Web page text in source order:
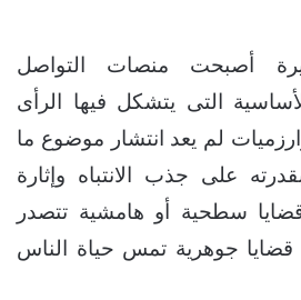
أصبحت منصات التواصل
التى يتشكل فيها الرأى
لم يعد انتشار موضوع ما
على جذب الانتباه وإثارة
سطحية أو هامشية تتصدر
قضايا جوهرية تمس حياة الناس